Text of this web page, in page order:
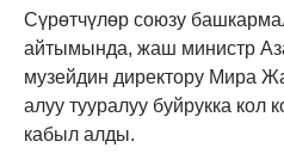
Сүрөтчүлөр союзу
айтымында, жаш министр
музейдин директору Мира
алуу тууралуу буйрукка
кабыл алды.